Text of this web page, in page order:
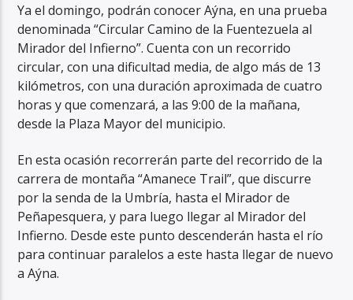
Ya el domingo, podrán conocer Aýna, en una prueba
denominada “Circular Camino de la Fuentezuela al
Mirador del Infierno”. Cuenta con un recorrido
circular, con una dificultad media, de algo más de 13
kilómetros, con una duración aproximada de cuatro
horas y que comenzará, a las 9:00 de la mañana,
desde la Plaza Mayor del municipio.
En esta ocasión recorrerán parte del recorrido de la
carrera de montaña “Amanece Trail”, que discurre
por la senda de la Umbría, hasta el Mirador de
Peñapesquera, y para luego llegar al Mirador del
Infierno. Desde este punto descenderán hasta el río
para continuar paralelos a este hasta llegar de nuevo
a Aýna.